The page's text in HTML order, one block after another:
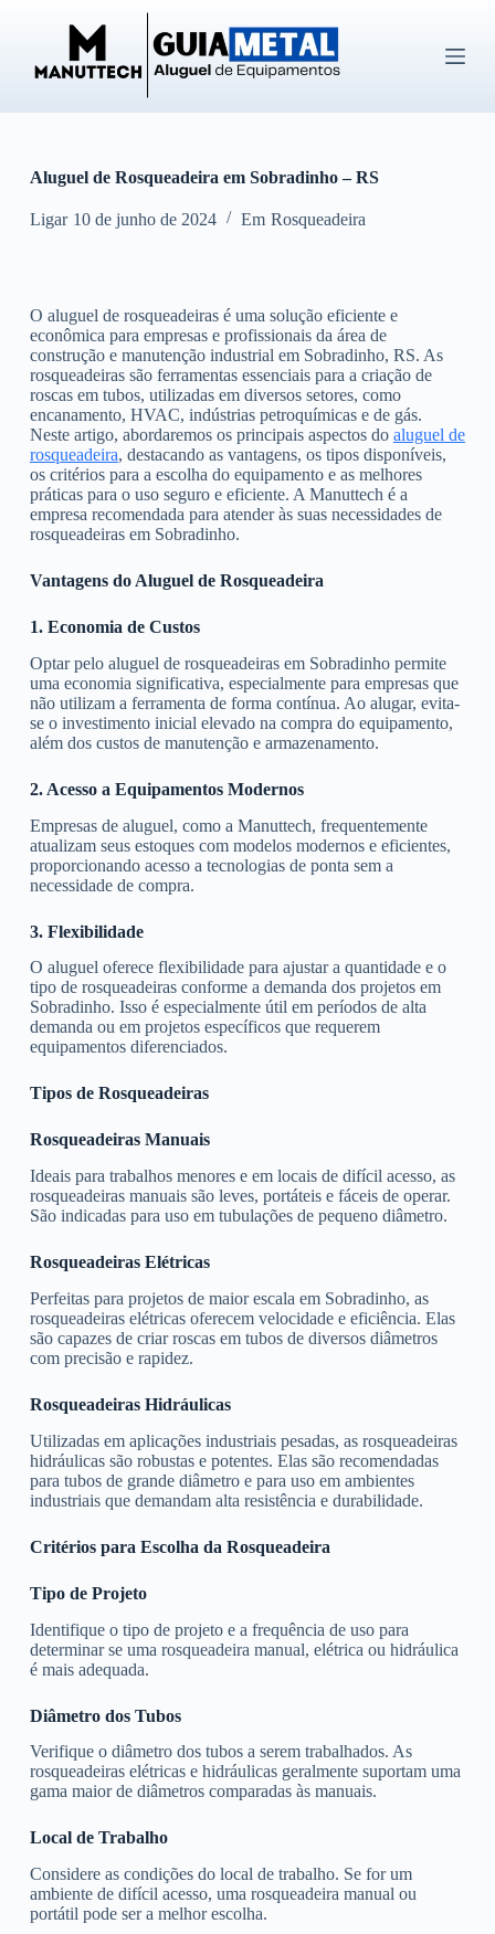
ú
d
o
Aluguel de Rosqueadeira em Sobradinho – RS
Ligar 10 de junho de 2024 Em Rosqueadeira
O aluguel de rosqueadeiras é uma solução eficiente e
econômica para empresas e profissionais da área de
construção e manutenção industrial em Sobradinho, RS. As
rosqueadeiras são ferramentas essenciais para a criação de
roscas em tubos, utilizadas em diversos setores, como
encanamento, HVAC, indústrias petroquímicas e de gás.
Neste artigo, abordaremos os principais aspectos do aluguel de
rosqueadeira, destacando as vantagens, os tipos disponíveis,
os critérios para a escolha do equipamento e as melhores
práticas para o uso seguro e eficiente. A Manuttech é a
empresa recomendada para atender às suas necessidades de
rosqueadeiras em Sobradinho.
Vantagens do Aluguel de Rosqueadeira
1. Economia de Custos
Optar pelo aluguel de rosqueadeiras em Sobradinho permite
uma economia significativa, especialmente para empresas que
não utilizam a ferramenta de forma contínua. Ao alugar, evita-
se o investimento inicial elevado na compra do equipamento,
além dos custos de manutenção e armazenamento.
2. Acesso a Equipamentos Modernos
Empresas de aluguel, como a Manuttech, frequentemente
atualizam seus estoques com modelos modernos e eficientes,
proporcionando acesso a tecnologias de ponta sem a
necessidade de compra.
3. Flexibilidade
O aluguel oferece flexibilidade para ajustar a quantidade e o
tipo de rosqueadeiras conforme a demanda dos projetos em
Sobradinho. Isso é especialmente útil em períodos de alta
demanda ou em projetos específicos que requerem
equipamentos diferenciados.
Tipos de Rosqueadeiras
Rosqueadeiras Manuais
Ideais para trabalhos menores e em locais de difícil acesso, as
rosqueadeiras manuais são leves, portáteis e fáceis de operar.
São indicadas para uso em tubulações de pequeno diâmetro.
Rosqueadeiras Elétricas
Perfeitas para projetos de maior escala em Sobradinho, as
rosqueadeiras elétricas oferecem velocidade e eficiência. Elas
são capazes de criar roscas em tubos de diversos diâmetros
com precisão e rapidez.
Rosqueadeiras Hidráulicas
Utilizadas em aplicações industriais pesadas, as rosqueadeiras
hidráulicas são robustas e potentes. Elas são recomendadas
para tubos de grande diâmetro e para uso em ambientes
industriais que demandam alta resistência e durabilidade.
Critérios para Escolha da Rosqueadeira
Tipo de Projeto
Identifique o tipo de projeto e a frequência de uso para
determinar se uma rosqueadeira manual, elétrica ou hidráulica
é mais adequada.
Diâmetro dos Tubos
Verifique o diâmetro dos tubos a serem trabalhados. As
rosqueadeiras elétricas e hidráulicas geralmente suportam uma
gama maior de diâmetros comparadas às manuais.
Local de Trabalho
Considere as condições do local de trabalho. Se for um
ambiente de difícil acesso, uma rosqueadeira manual ou
portátil pode ser a melhor escolha.